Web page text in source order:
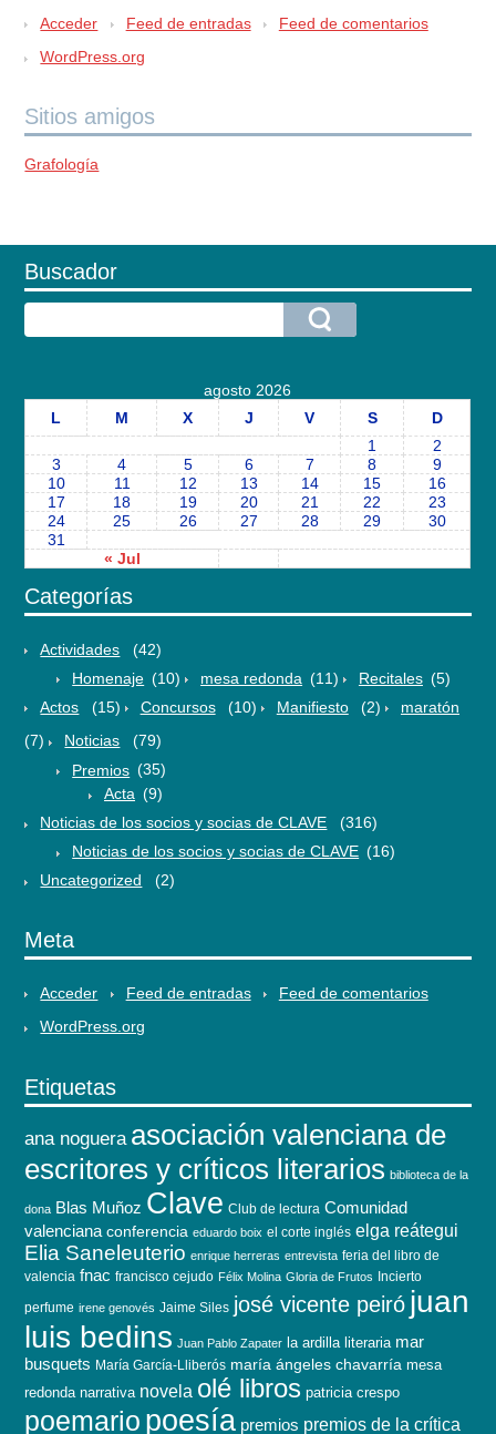
Acceder Feed de entradas
Feed de comentarios
WordPress.org
Sitios amigos
Grafología
Buscador
agosto 2026
L
M X J V S D
« Jul
1
2
3
4 5 6 7 8
9
10
11 12 13 14 15
16
17
18 19 20 21 22
23
24
25 26 27 28 29
30
31
Categorías
Actividades
(42)
Homenaje (10) mesa redonda (11) Recitales (5)
Actos
(15) Concursos (10) Manifiesto (2)
maratón
(7)
Noticias
(79)
Premios (35)
Acta (9)
Noticias de los socios y socias de CLAVE
(316)
Noticias de los socios y socias de CLAVE (16)
Uncategorized
(2)
Meta
Acceder Feed de entradas
Feed de comentarios
WordPress.org
Etiquetas
ana noguera asociación valenciana de
escritores y críticos literarios biblioteca de la
dona Blas Muñoz Clave Club de lectura Comunidad
valenciana conferencia eduardo boix el corte inglés elga reátegui
Elia Saneleuterio enrique herreras entrevista feria del libro de
valencia fnac francisco cejudo Félix Molina Gloria de Frutos
Incierto
perfume irene genovés Jaime Siles josé vicente peiró juan
luis bedins Juan Pablo Zapater la ardilla literaria mar
busquets María García-Lliberós maría ángeles chavarría mesa
redonda narrativa novela olé libros patricia crespo
poemario poesía premios premios de la crítica